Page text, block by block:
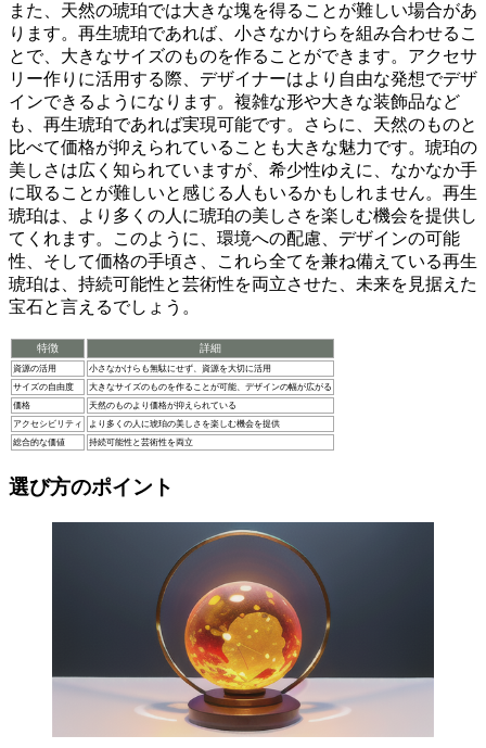
また、天然の琥珀では大きな塊を得ることが難しい場合があ
ります。再生琥珀であれば、 小さなかけらを組み合わせるこ
とで、大きなサイズのものを作ることができます。アクセサ
リー作りに活用する際、デザイナーはより自由な発想でデザ
インできるようになります。複雑な形や大きな装飾品など
も、再生琥珀であれば実現可能です。さらに、天然のものと
比べて価格が抑えられている ことも大きな魅力です。琥珀の
美しさは広く知られていますが、希少性ゆえに、なかなか手
に取ることが難しいと感じる人もいるかもしれません。再生
琥珀は、より多くの人に琥珀の美しさを楽しむ機会を提供し
てくれます。このように、環境への配慮、デザインの可能
性、そして価格の手頃さ、これら全てを兼ね備えている再生
琥珀は、 持続可能性と芸術性を両立させた、未来を見据えた
宝石と言えるでしょう。
特徴 詳細
資源の活用
小さなかけらも無駄にせず、資源を大切に活用
サイズの自由度
大きなサイズのものを作ることが可能、デザインの幅が広がる
価格
天然のものより価格が抑えられている
アクセシビリティ
より多くの人に琥珀の美しさを楽しむ機会を提供
総合的な価値
持続可能性と芸術性を両立
選び方のポイント